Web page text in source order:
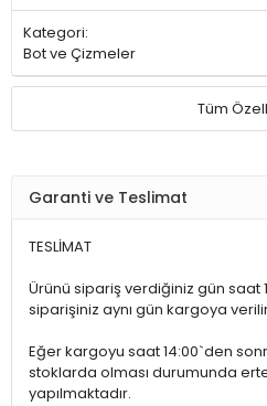
Kategori:
Bot ve Çizmeler
Tüm
Garanti ve Teslimat
TESLİMAT
Ürünü sipariş verdiğiniz gün saat
siparişiniz aynı gün kargoya
Eğer kargoyu saat 14:00`den
stoklarda olması durumunda
yapılmaktadır.